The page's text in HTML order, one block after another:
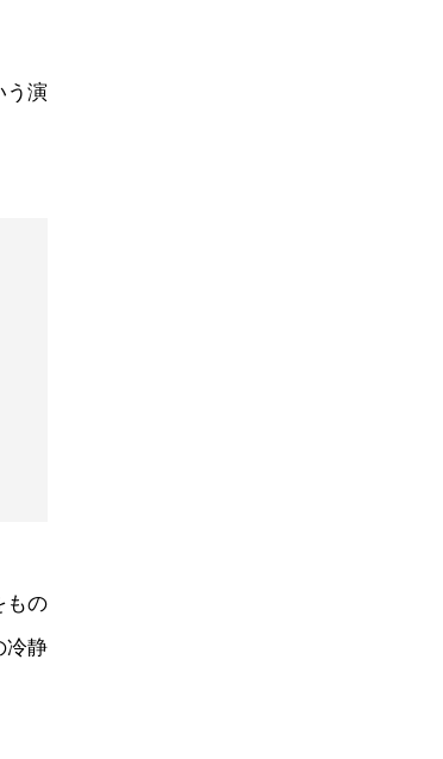
う演
もの
冷静